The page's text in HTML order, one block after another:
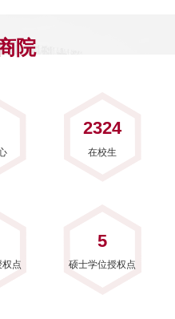
院
2324
在校生
权点
5
硕士学位授权点